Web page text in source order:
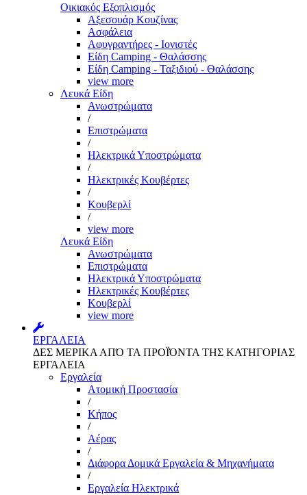
Οικιακός Εξοπλισμός
Αξεσουάρ Κουζίνας
Ασφάλεια
Αφυγραντήρες - Ιονιστές
Είδη Camping - Θαλάσσης
Είδη Camping - Ταξιδιού - Θαλάσσης
view more
Λευκά Είδη
Ανωστρώματα
/
Επιστρώματα
/
Ηλεκτρικά Υποστρώματα
/
Ηλεκτρικές Κουβέρτες
/
Κουβερλί
/
view more
Λευκά Είδη
Ανωστρώματα
Επιστρώματα
Ηλεκτρικά Υποστρώματα
Ηλεκτρικές Κουβέρτες
Κουβερλί
view more
ΕΡΓΑΛΕΙΑ
ΔΕΣ ΜΕΡΙΚΑ ΑΠΌ ΤΑ ΠΡΟΪΌΝΤΑ ΤΗΣ ΚΑΤΗΓΟΡΙΑΣ
ΕΡΓΑΛΕΙΑ
Εργαλεία
Aτομική Προστασία
/
Kήπος
/
Αέρας
/
Διάφορα Δομικά Εργαλεία & Μηχανήματα
/
Εργαλεία Ηλεκτρικά